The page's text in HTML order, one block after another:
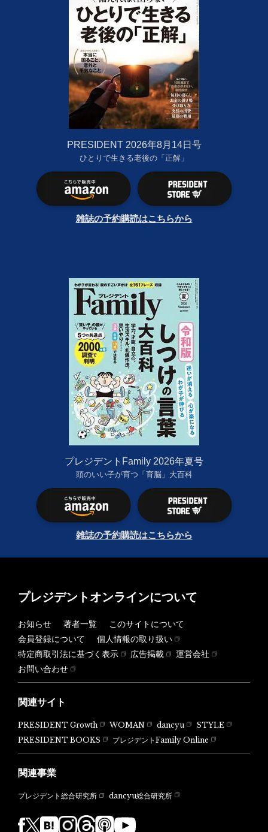
PRESIDENT 2026年8月14日号
ひとりで生きる老後の「正解」
雑誌の予約購読はこちらから
プレジデントFamily 2026年夏号
頭のいい子が育つ「育脳」大百科
雑誌の予約購読はこちらから
プレジデントオンラインについて
お知らせ 著者一覧
このサイトについて
会員登録について
個人情報の取り扱い
特定商取引法に基づく表示
広告掲載
運営会社
お問い合わせ
関連サイト
PRESIDENT Growth WOMAN dancyu
STYLE
PRESIDENT BOOKS
プレジデントFamily Online
関連事業
プレジデント総合研究所 dancyu総合研究所